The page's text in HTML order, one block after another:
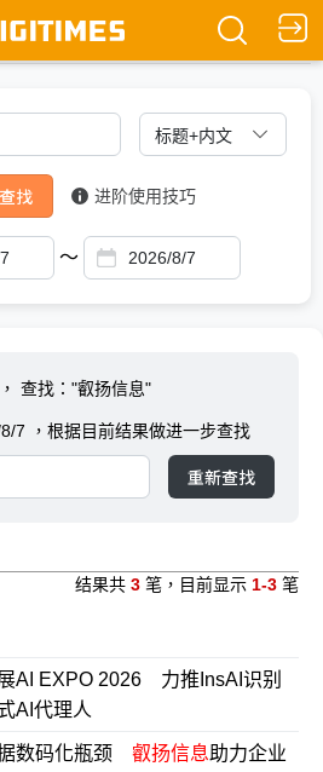
Ask DIGITIMES
找 进阶使用技巧
～
查找："叡扬信息"
7 ，根据目前结果做进一步查找
重新查找
结果共 3 笔，目前显示 1-3 笔
AI EXPO 2026 力推InsAI识别
AI代理人
数码化瓶颈 叡扬信息助力企业